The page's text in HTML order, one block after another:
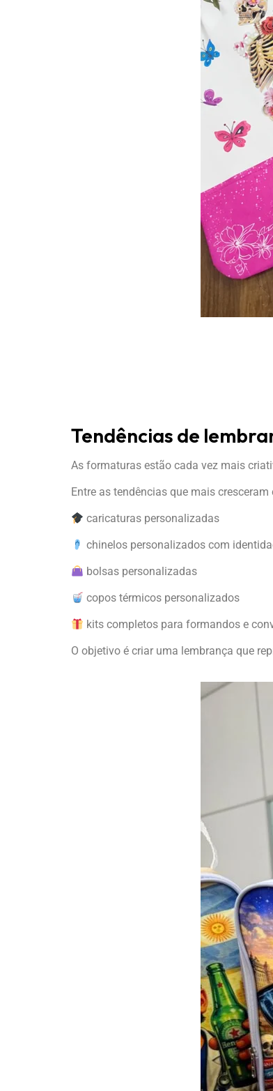
Tendências de
As formaturas estão cada vez mais
Entre as tendências que mais cresceram
caricaturas personalizadas
chinelos personalizados com
bolsas personalizadas
copos térmicos personalizados
kits completos para formandos e
O objetivo é criar uma lembrança que